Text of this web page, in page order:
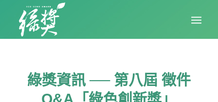
綠獎資訊 ── 第八屆 徵件